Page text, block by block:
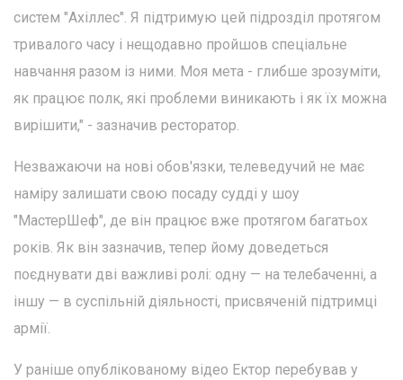
систем "Ахіллес". Я підтримую цей підрозділ протягом
тривалого часу і нещодавно пройшов спеціальне
навчання разом із ними. Моя мета - глибше зрозуміти,
як працює полк, які проблеми виникають і як їх можна
вирішити," - зазначив ресторатор.
Незважаючи на нові обов'язки, телеведучий не має
наміру залишати свою посаду судді у шоу
"МастерШеф", де він працює вже протягом багатьох
років. Як він зазначив, тепер йому доведеться
поєднувати дві важливі ролі: одну — на телебаченні, а
іншу — в суспільній діяльності, присвяченій підтримці
армії.
У раніше опублікованому відео Ектор перебував у